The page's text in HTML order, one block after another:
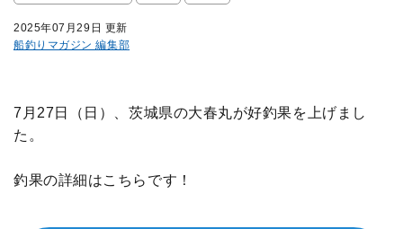
2025年07月29日 更新
船釣りマガジン 編集部
7月27日（日）、茨城県の大春丸が好釣果を上げまし
た。
釣果の詳細はこちらです！